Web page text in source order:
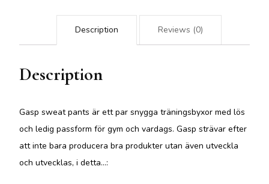
Description Reviews (0)
Description
Gasp sweat pants är ett par snygga träningsbyxor med lös
och ledig passform för gym och vardags. Gasp strävar efter
att inte bara producera bra produkter utan även utveckla
och utvecklas, i detta…: